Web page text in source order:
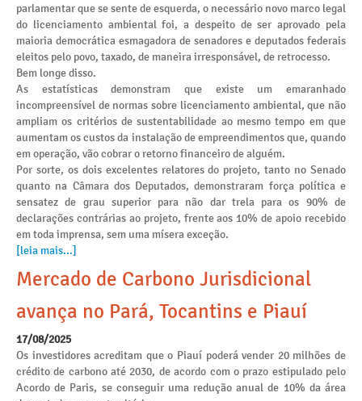
parlamentar que se sente de esquerda, o necessário novo marco legal
do licenciamento ambiental foi, a despeito de ser aprovado pela
maioria democrática esmagadora de senadores e deputados federais
eleitos pelo povo, taxado, de maneira irresponsável, de retrocesso.
Bem longe disso.
As estatísticas demonstram que existe um emaranhado
incompreensível de normas sobre licenciamento ambiental, que não
ampliam os critérios de sustentabilidade ao mesmo tempo em que
aumentam os custos da instalação de empreendimentos que, quando
em operação, vão cobrar o retorno financeiro de alguém.
Por sorte, os dois excelentes relatores do projeto, tanto no Senado
quanto na Câmara dos Deputados, demonstraram força política e
sensatez de grau superior para não dar trela para os 90% de
declarações contrárias ao projeto, frente aos 10% de apoio recebido
em toda imprensa, sem uma mísera exceção.
[leia mais...]
Mercado de Carbono Jurisdicional
avança no Pará, Tocantins e Piauí
17/08/2025
Os investidores acreditam que o Piauí poderá vender 20 milhões de
crédito de carbono até 2030, de acordo com o prazo estipulado pelo
Acordo de Paris, se conseguir uma redução anual de 10% da área